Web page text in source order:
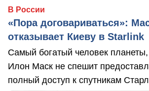
В России
«Пора договариваться»:
отказывает Киеву в Starlink
Самый богатый человек
Илон Маск не спешит
полный доступ к спутникам